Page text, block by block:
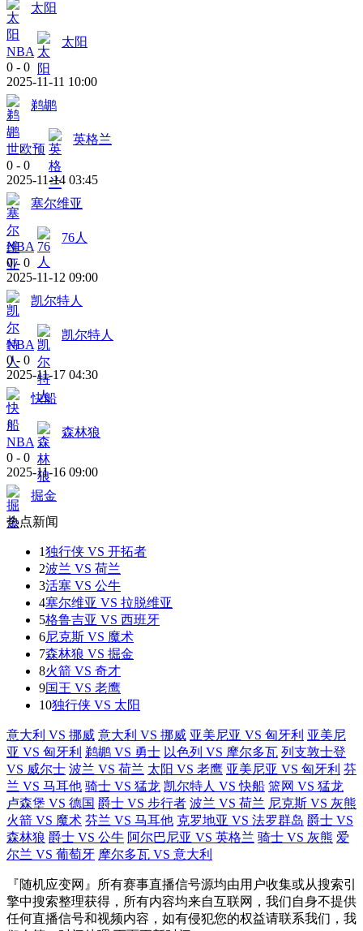
太阳
NBA
太阳
0 - 0
2025-11-11 10:00
鹈鹕
世欧预
英格兰
0 - 0
2025-11-14 03:45
塞尔维亚
NBA
76人
0 - 0
2025-11-12 09:00
凯尔特人
NBA
凯尔特人
0 - 0
2025-11-17 04:30
快船
NBA
森林狼
0 - 0
2025-11-16 09:00
掘金
热点新闻
1独行侠 VS 开拓者
2波兰 VS 荷兰
3活塞 VS 公牛
4塞尔维亚 VS 拉脱维亚
5格鲁吉亚 VS 西班牙
6尼克斯 VS 魔术
7森林狼 VS 掘金
8火箭 VS 奇才
9国王 VS 老鹰
10独行侠 VS 太阳
意大利 VS 挪威 意大利 VS 挪威 亚美尼亚 VS 匈牙利 亚美尼
亚 VS 匈牙利 鹈鹕 VS 勇士 以色列 VS 摩尔多瓦 列支敦士登
VS 威尔士 波兰 VS 荷兰 太阳 VS 老鹰 亚美尼亚 VS 匈牙利 芬
兰 VS 马耳他 骑士 VS 猛龙 凯尔特人 VS 快船 篮网 VS 猛龙
卢森堡 VS 德国 爵士 VS 步行者 波兰 VS 荷兰 尼克斯 VS 灰熊
火箭 VS 魔术 芬兰 VS 马耳他 克罗地亚 VS 法罗群岛 爵士 VS
森林狼 爵士 VS 公牛 阿尔巴尼亚 VS 英格兰 骑士 VS 灰熊 爱
尔兰 VS 葡萄牙 摩尔多瓦 VS 意大利
『随机应变网』所有赛事直播信号源均由用户收集或从搜索引
擎中搜索整理获得，所有内容均来自互联网，我们自身不提供
任何直播信号和视频内容，如有侵犯您的权益请联系我们，我